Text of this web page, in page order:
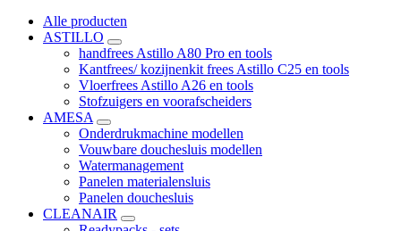
Alle producten
ASTILLO
handfrees Astillo A80 Pro en tools
Kantfrees/ kozijnenkit frees Astillo C25 en tools
Vloerfrees Astillo A26 en tools
Stofzuigers en voorafscheiders
AMESA
Onderdrukmachine modellen
Vouwbare douchesluis modellen
Watermanagement
Panelen materialensluis
Panelen douchesluis
CLEANAIR